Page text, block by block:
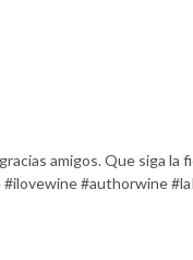
amigos. Que siga la
#authorwine